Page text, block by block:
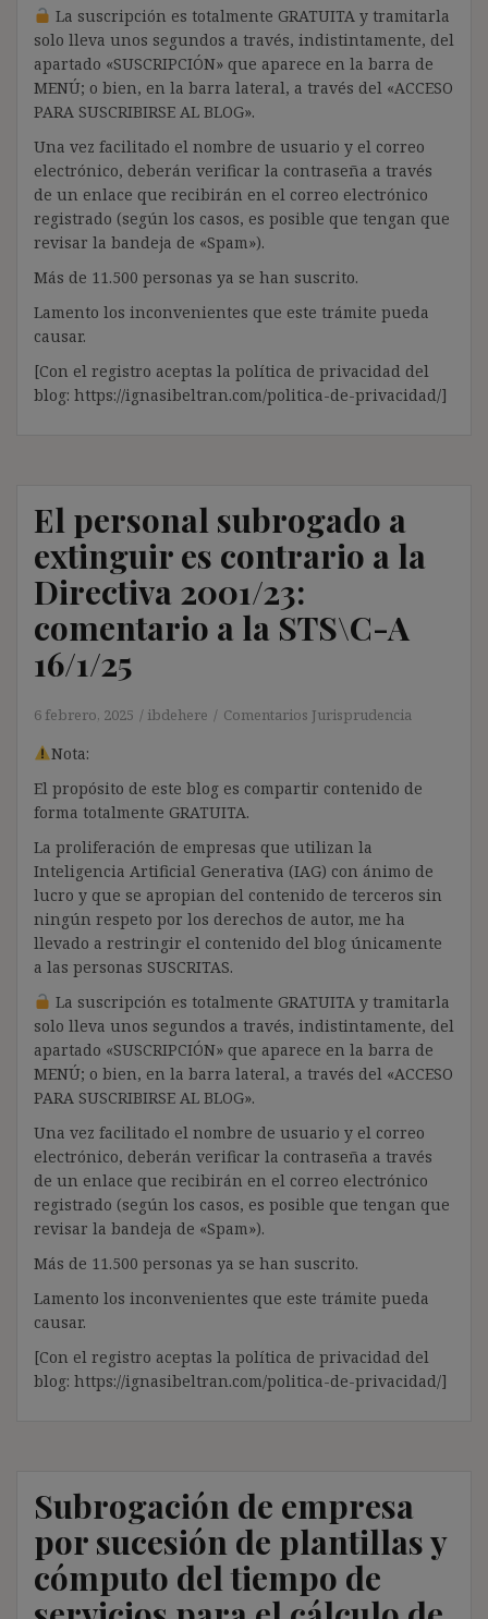
La suscripción es totalmente GRATUITA y tramitarla
solo lleva unos segundos a través, indistintamente, del
apartado «SUSCRIPCIÓN» que aparece en la barra de
MENÚ; o bien, en la barra lateral, a través del «ACCESO
PARA SUSCRIBIRSE AL BLOG».
Una vez facilitado el nombre de usuario y el correo
electrónico, deberán verificar la contraseña a través
de un enlace que recibirán en el correo electrónico
registrado (según los casos, es posible que tengan que
revisar la bandeja de «Spam»).
Más de 11.500 personas ya se han suscrito.
Lamento los inconvenientes que este trámite pueda
causar.
[Con el registro aceptas la política de privacidad del
blog: https://ignasibeltran.com/politica-de-privacidad/]
El personal subrogado a
extinguir es contrario a la
Directiva 2001/23:
comentario a la STS\C-A
16/1/25
6 febrero, 2025 ibdehere Comentarios Jurisprudencia
Nota:
El propósito de este blog es compartir contenido de
forma totalmente GRATUITA.
La proliferación de empresas que utilizan la
Inteligencia Artificial Generativa (IAG) con ánimo de
lucro y que se apropian del contenido de terceros sin
ningún respeto por los derechos de autor, me ha
llevado a restringir el contenido del blog únicamente
a las personas SUSCRITAS.
La suscripción es totalmente GRATUITA y tramitarla
solo lleva unos segundos a través, indistintamente, del
apartado «SUSCRIPCIÓN» que aparece en la barra de
MENÚ; o bien, en la barra lateral, a través del «ACCESO
PARA SUSCRIBIRSE AL BLOG».
Una vez facilitado el nombre de usuario y el correo
electrónico, deberán verificar la contraseña a través
de un enlace que recibirán en el correo electrónico
registrado (según los casos, es posible que tengan que
revisar la bandeja de «Spam»).
Más de 11.500 personas ya se han suscrito.
Lamento los inconvenientes que este trámite pueda
causar.
[Con el registro aceptas la política de privacidad del
blog: https://ignasibeltran.com/politica-de-privacidad/]
Subrogación de empresa
por sucesión de plantillas y
cómputo del tiempo de